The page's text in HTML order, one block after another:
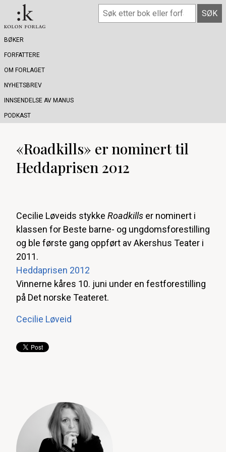
BØKER
FORFATTERE
OM FORLAGET
NYHETSBREV
INNSENDELSE AV MANUS
PODKAST
«Roadkills» er nominert til
Heddaprisen 2012
Cecilie Løveids stykke Roadkills er nominert i
klassen for Beste barne- og ungdomsforestilling
og ble første gang oppført av Akershus Teater i
2011.
Heddaprisen 2012
Vinnerne kåres 10. juni under en festforestilling
på Det norske Teateret.
Cecilie Løveid